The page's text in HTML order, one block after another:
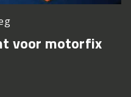
voor motorfix